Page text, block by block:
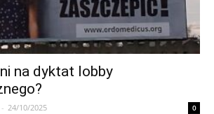
na dyktat lobby
- 24/10/2025 0